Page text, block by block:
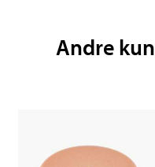
Andre